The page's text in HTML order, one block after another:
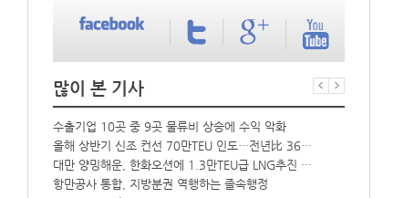
많이 본 기사
수출기업 10곳 중 9곳 물류비 상승에 수익 악화
올해 상반기 신조 컨선 70만TEU 인도…전년比 36% 감소
대만 양밍해운, 한화오션에 1.3만TEU급 LNG추진 컨선 6척 발주
항만공사 통합, 지방분권 역행하는 졸속행정